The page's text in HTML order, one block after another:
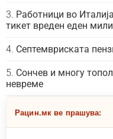
Работници во
тикет вреден еден
Септемвриската
Сончев и многу
невреме
Рацин.мк ве прашува: